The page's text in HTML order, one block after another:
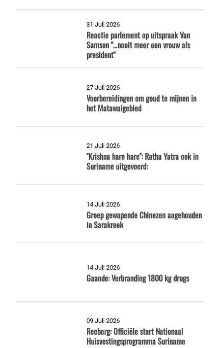
31 Juli 2026
Reactie parlement op uitspraak Van
Samson "...nooit meer een vrouw als
president"
27 Juli 2026
Voorbereidingen om goud te mijnen in
het Matawaigebied
21 Juli 2026
"Krishna hare hare": Ratha Yatra ook in
Suriname uitgevoerd:
14 Juli 2026
Groep gewapende Chinezen aagehouden
in Sarakreek
14 Juli 2026
Gaande: Verbranding 1800 kg drugs
09 Juli 2026
Reeberg: Officiële start Nationaal
Huisvestingsprogramma Suriname